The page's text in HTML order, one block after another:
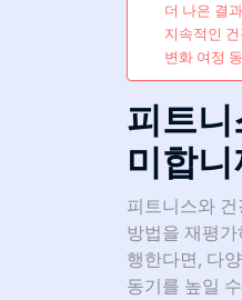
더 나은 결
지속적인
변화 여정
피트
미합
피트니스와
방법을 재평
행한다면, 다
동기를 높일